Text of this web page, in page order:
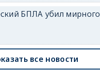
БПЛА убил мирного
все новости